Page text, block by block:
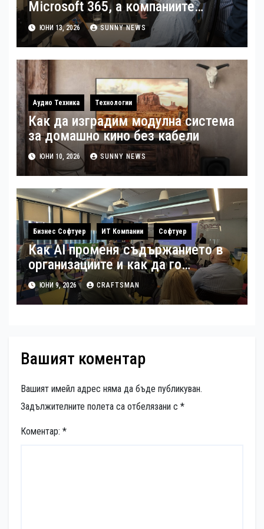
Microsoft 365, а компаниите
търсят по-предвидими модели за
лицензиране
ЮНИ 13, 2026 SUNNY NEWS
Аудио Техника Технологии
Как да изградим модулна система
за домашно кино без кабели
ЮНИ 10, 2026 SUNNY NEWS
Бизнес Софтуер ИТ Компании Софтуер
Как AI променя съдържанието в
организациите и как да го
използваме сигурно
ЮНИ 9, 2026 CRAFTSMAN
Вашият коментар
Вашият имейл адрес няма да бъде публикуван.
Задължителните полета са отбелязани с *
Коментар: *